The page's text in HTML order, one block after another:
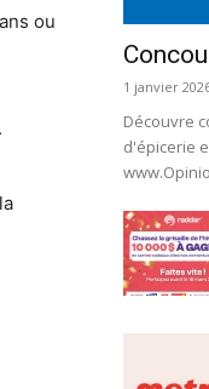
ou
1 janvier
Découvre
d'épicerie